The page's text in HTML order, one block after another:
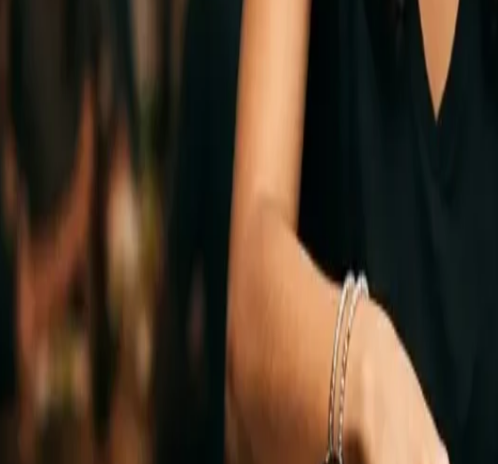
Cuántos somos y dónde estamos
El censo consular ronda los 24.000 mexicanos en la demarcación de
más: estudiantes de máster que se quedaron, profesionistas
latinoamericanas que más ha crecido en España en la última década.
No hay un "barrio mexicano" como tal —no somos de hacer Little
Chamberí y Salamanca por las oficinas y las escuelas de negocio, y
es un mapa emocional compartido: todos sabemos dónde se consigue
El perfil también ha cambiado. Hace quince años el mexicano típico
abierto, sanitarios, ingenieros, artistas, familias con hijos que ya dicen
subido tanto de nivel: ya no cocinamos solo para la nostalgia, cocinamos
El mapa del antojo: dónde matar la